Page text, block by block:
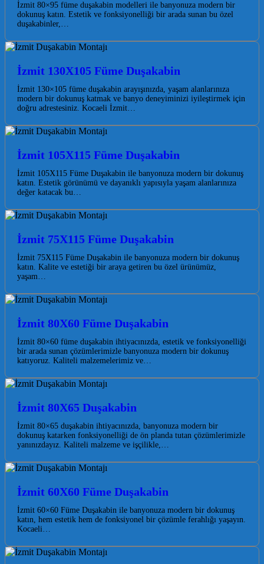
İzmit 80×95 füme duşakabin modelleri ile banyonuza modern bir
dokunuş katın. Estetik ve fonksiyonelliği bir arada sunan bu özel
duşakabinler,…
İzmit 130X105 Füme Duşakabin
İzmit 130×105 füme duşakabin arayışınızda, yaşam alanlarınıza
modern bir dokunuş katmak ve banyo deneyiminizi iyileştirmek için
doğru adrestesiniz. Kocaeli İzmit…
İzmit 105X115 Füme Duşakabin
İzmit 105X115 Füme Duşakabin ile banyonuza modern bir dokunuş
katın. Estetik görünümü ve dayanıklı yapısıyla yaşam alanlarınıza
değer katacak bu…
İzmit 75X115 Füme Duşakabin
İzmit 75X115 Füme Duşakabin ile banyonuza modern bir dokunuş
katın. Kalite ve estetiği bir araya getiren bu özel ürünümüz,
yaşam…
İzmit 80X60 Füme Duşakabin
İzmit 80×60 füme duşakabin ihtiyacınızda, estetik ve fonksiyonelliği
bir arada sunan çözümlerimizle banyonuza modern bir dokunuş
katıyoruz. Kaliteli malzemelerimiz ve…
İzmit 80X65 Duşakabin
İzmit 80×65 duşakabin ihtiyacınızda, banyonuza modern bir
dokunuş katarken fonksiyonelliği de ön planda tutan çözümlerimizle
yanınızdayız. Kaliteli malzeme ve işçilikle,…
İzmit 60X60 Füme Duşakabin
İzmit 60×60 Füme Duşakabin ile banyonuza modern bir dokunuş
katın, hem estetik hem de fonksiyonel bir çözümle ferahlığı yaşayın.
Kocaeli…